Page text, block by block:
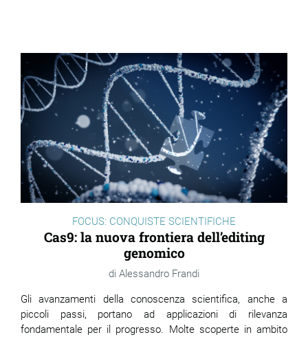
FOCUS: CONQUISTE SCIENTIFICHE
Cas9: la nuova frontiera dell’editing
genomico
Alessandro Frandi
Gli avanzamenti della conoscenza scientifica, anche a
piccoli passi, portano ad applicazioni di rilevanza
fondamentale per il progresso. Molte scoperte in ambito